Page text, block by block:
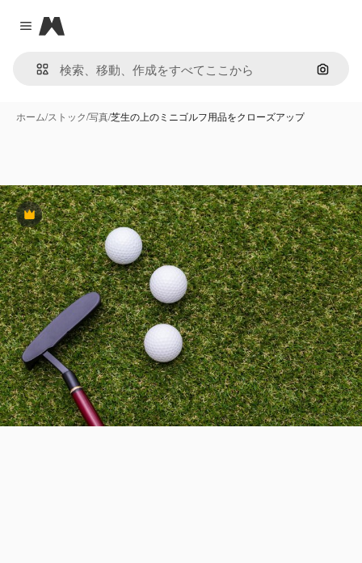
Close menu
Magnific
画像で
ホーム/ストック/写真/芝生の上のミニゴルフ用品をクローズアップ
Premium